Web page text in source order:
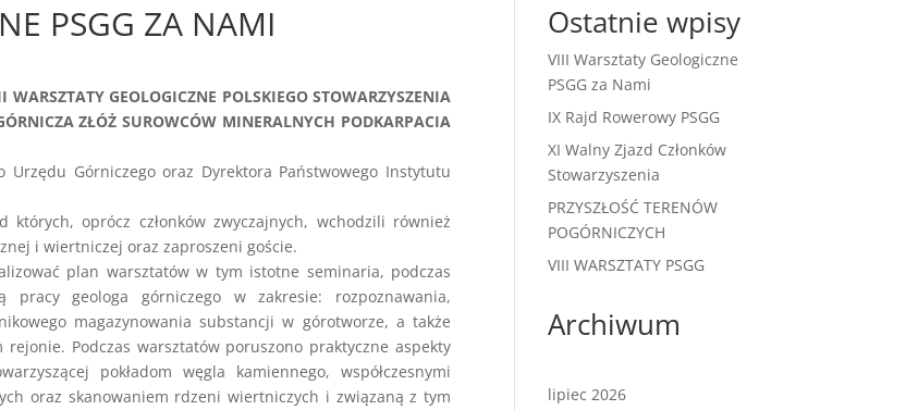
PSGG ZA NAMI
WARSZTATY GEOLOGICZNE POLSKIEGO STOWARZYSZENIA
ZŁÓŻ SUROWCÓW MINERALNYCH PODKARPACIA
Urzędu Górniczego oraz Dyrektora Państwowego Instytutu
których, oprócz członków zwyczajnych, wchodzili również
i wiertniczej oraz zaproszeni goście.
plan warsztatów w tym istotne seminaria, podczas
geologa górniczego w zakresie: rozpoznawania,
magazynowania substancji w górotworze, a także
Podczas warsztatów poruszono praktyczne aspekty
pokładom węgla kamiennego, współczesnymi
oraz skanowaniem rdzeni wiertniczych i związaną z tym
Ostatnie wpisy
VIII Warsztaty Geologiczne
PSGG za Nami
IX Rajd Rowerowy PSGG
XI Walny Zjazd Członków
Stowarzyszenia
PRZYSZŁOŚĆ TERENÓW
POGÓRNICZYCH
VIII WARSZTATY PSGG
Archiwum
lipiec 2026